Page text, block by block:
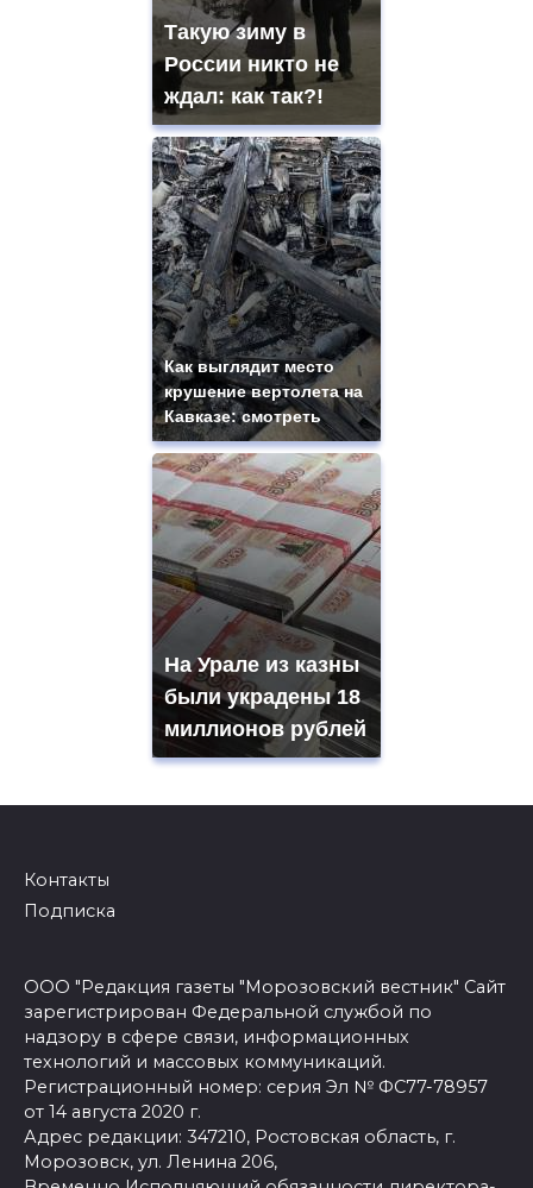
Такую зиму в
России никто не
ждал: как так?!
Как выглядит место
крушение вертолета на
Кавказе: смотреть
На Урале из казны
были украдены 18
миллионов рублей
Контакты
Подписка
ООО "Редакция газеты "Морозовский вестник" Сайт
зарегистрирован Федеральной службой по
надзору в сфере связи, информационных
технологий и массовых коммуникаций.
Регистрационный номер: серия Эл № ФС77-78957
от 14 августа 2020 г.
Адрес редакции: 347210, Ростовская область, г.
Морозовск, ул. Ленина 206,